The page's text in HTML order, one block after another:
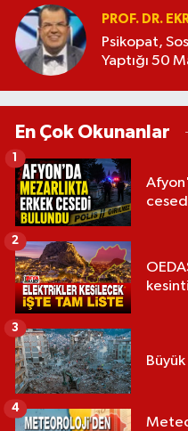
PROF. DR.
Psikopat,
Yaptığı 50
En Çok Okunanlar
1
2
3
4